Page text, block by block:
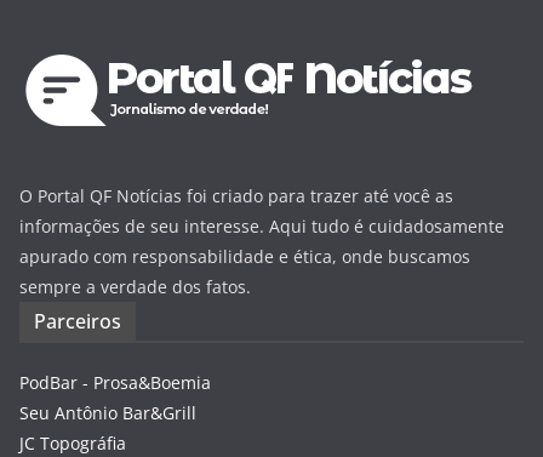
O Portal QF Notícias foi criado para trazer até você as
informações de seu interesse. Aqui tudo é cuidadosamente
apurado com responsabilidade e ética, onde buscamos
sempre a verdade dos fatos.
Parceiros
PodBar - Prosa&Boemia
Seu Antônio Bar&Grill
JC Topográfia